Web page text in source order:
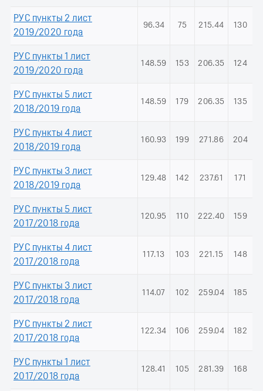
РУС пункты 2 лист
2019/2020 года
96.34 75 215.44 130
РУС пункты 1 лист
2019/2020 года
148.59 153 206.35 124
РУС пункты 5 лист
2018/2019 года
148.59 179 206.35 135
РУС пункты 4 лист
2018/2019 года
160.93 199 271.86 204
РУС пункты 3 лист
2018/2019 года
129.48 142 237.61 171
РУС пункты 5 лист
2017/2018 года
120.95 110 222.40 159
РУС пункты 4 лист
2017/2018 года
117.13 103 221.15 148
РУС пункты 3 лист
2017/2018 года
114.07 102 259.04 185
РУС пункты 2 лист
2017/2018 года
122.34 106 259.04 182
РУС пункты 1 лист
2017/2018 года
128.41 105 281.39 168